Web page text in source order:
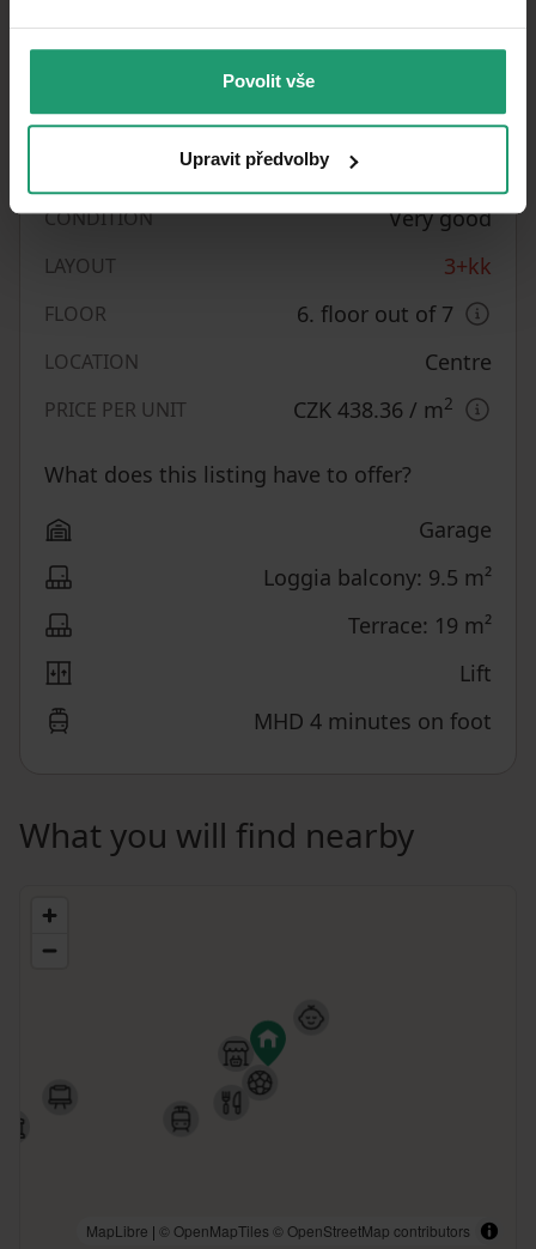
Povolit vše
Upravit předvolby
BUILDING CONSTRUCTION Mixed
LISTING ID 1023025
CONDITION Very good
LAYOUT 3+kk
FLOOR 6. floor out of 7
LOCATION Centre
PRICE PER UNIT CZK 438.36 / m2
What does this listing have to offer?
Garage
Loggia balcony: 9.5 m²
Terrace: 19 m²
Lift
MHD 4 minutes on foot
What you will find nearby
MapLibre | © OpenMapTiles © OpenStreetMap contributors